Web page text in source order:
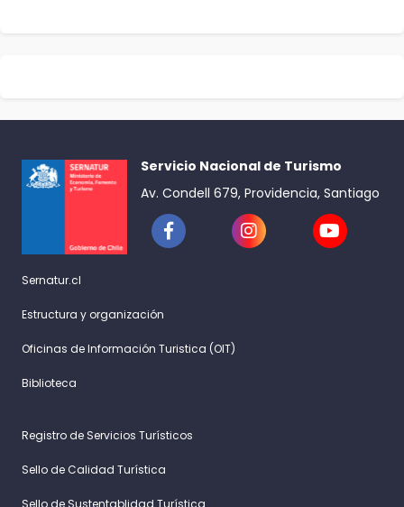
Servicio Nacional de Turismo
Av. Condell 679, Providencia, Santiago
Sernatur.cl
Estructura y organización
Oficinas de Información Turistica (OIT)
Biblioteca
Registro de Servicios Turísticos
Sello de Calidad Turística
Sello de Sustentablidad Turística